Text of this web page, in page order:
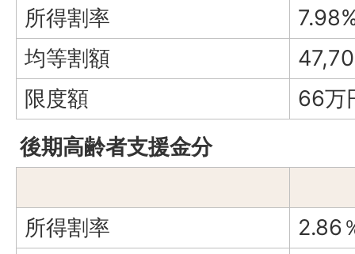
所得割率
均等割額
限度額
66万
後期高齢者支援金分
所得割率
2.86